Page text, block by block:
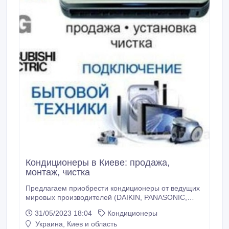
Кондиционеры в Киеве: продажа,
монтаж, чистка
Предлагаем приобрести кондиционеры от ведущих
мировых производителей (DAIKIN, PANASONIC,
сегмент (LG, COOPER&HUNTER, Dekker, TCL,
GREE). У нас можно не только купить кондиционер,
31/05/2023 18:04
Кондиционеры
Украина, Киев и область